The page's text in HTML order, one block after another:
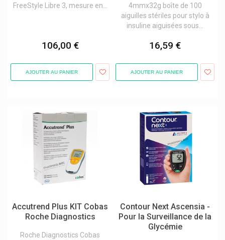
FreeStyle Libre 3, mesure en...
106,00 €
AJOUTER AU PANIER
4mmx32g boîte de 100
aiguilles stériles pour stylo à
insuline aiguisées sous...
16,59 €
AJOUTER AU PANIER
Accutrend Plus KIT Cobas
Roche Diagnostics
Roche Diagnostics Cobas
Contour Next Ascensia -
Pour la Surveillance de la
Glycémie